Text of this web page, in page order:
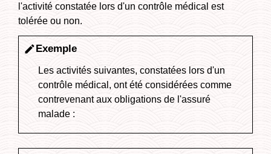
l'activité constatée lors d'un contrôle médical est
tolérée ou non.
editExemple
Les activités suivantes, constatées lors d'un
contrôle médical, ont été considérées comme
contrevenant aux obligations de l'assuré
malade :